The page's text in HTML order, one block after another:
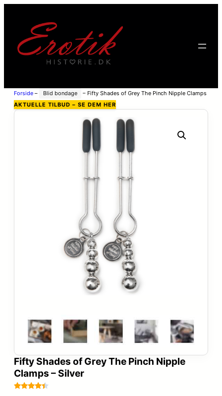
Forside – Blid bondage – Fifty Shades of Grey The Pinch Nipple Clamps
– Silver
AKTUELLE TILBUD – SE DEM HER
Fifty Shades of Grey The Pinch Nipple
Clamps – Silver